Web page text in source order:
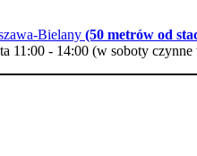
Bielany (50 metrów od
11:00 - 14:00 (w soboty